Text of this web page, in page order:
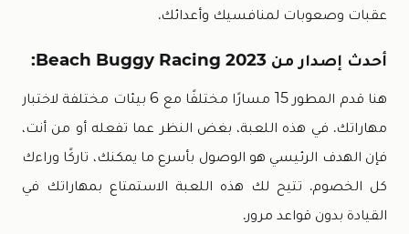
عقبات وصعوبات لمنافسيك وأعدائك.
أحدث إصدار من 2023 Beach Buggy Racing:
هنا قدم المطور 15 مسارًا مختلفًا مع 6 بيئات مختلفة لاختبار
مهاراتك. في هذه اللعبة، بغض النظر عما تفعله أو من أنت،
فإن الهدف الرئيسي هو الوصول بأسرع ما يمكنك، تاركًا وراءك
كل الخصوم. تتيح لك هذه اللعبة الاستمتاع بمهاراتك في
القيادة بدون قواعد مرور.